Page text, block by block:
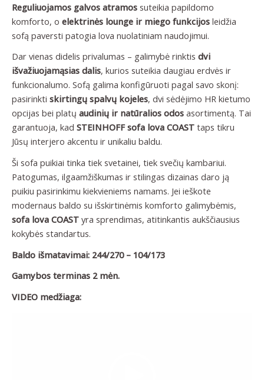
Reguliuojamos galvos atramos suteikia papildomo
komforto, o elektrinės lounge ir miego funkcijos leidžia
sofą paversti patogia lova nuolatiniam naudojimui.
Dar vienas didelis privalumas – galimybė rinktis dvi
išvažiuojamąsias dalis, kurios suteikia daugiau erdvės ir
funkcionalumo. Sofą galima konfigūruoti pagal savo skonį:
pasirinkti skirtingų spalvų kojeles, dvi sėdėjimo HR kietumo
opcijas bei platų audinių ir natūralios odos asortimentą. Tai
garantuoja, kad STEINHOFF sofa lova COAST taps tikru
Jūsų interjero akcentu ir unikaliu baldu.
Ši sofa puikiai tinka tiek svetainei, tiek svečių kambariui.
Patogumas, ilgaamžiškumas ir stilingas dizainas daro ją
puikiu pasirinkimu kiekvieniems namams. Jei ieškote
modernaus baldo su išskirtinėmis komforto galimybėmis,
sofa lova COAST yra sprendimas, atitinkantis aukščiausius
kokybės standartus.
Baldo išmatavimai: 244/270 – 104/173
Gamybos terminas 2 mėn.
VIDEO medžiaga: